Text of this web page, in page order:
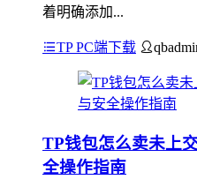
着明确添加...
TP PC端下载
TP钱包怎么卖未上
全操作指南